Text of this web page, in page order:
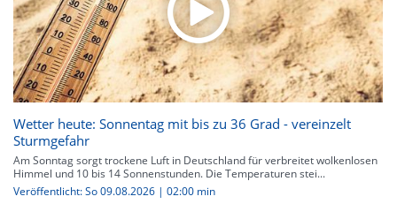
Wetter heute: Sonnentag mit bis zu 36 Grad - vereinzelt
Sturmgefahr
Am Sonntag sorgt trockene Luft in Deutschland für verbreitet wolkenlosen
Himmel und 10 bis 14 Sonnenstunden. Die Temperaturen stei...
Veröffentlicht: So 09.08.2026 | 02:00 min